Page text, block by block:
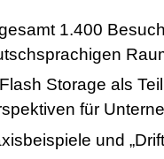
1.400
Storage als
für
und